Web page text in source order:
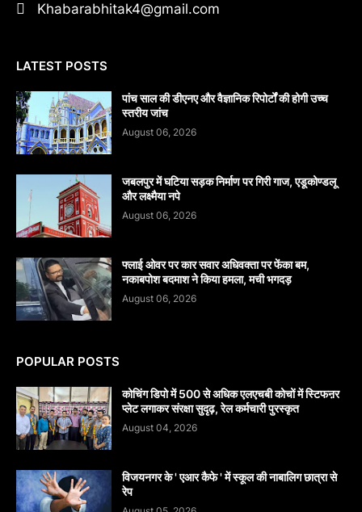
Khabarabhitak4@gmail.com
LATEST POSTS
पांच साल की डीएनए और वैज्ञानिक रिपोर्टों की होगी उच्च
स्तरीय जांच
August 06, 2026
जबलपुर में घटिया सड़क निर्माण पर गिरी गाज, एडूकोण्डलू
और लक्ष्मैया नपे
August 06, 2026
फ्लाई ओवर पर कार सवार अधिवक्ता पर फेंका बम,
नकाबपोश बदमाश ने किया हमला, मची भगदड़
August 06, 2026
POPULAR POSTS
कोचिंग डिपो में 500 से अधिक एलएचबी कोचों में स्टिफऩर
प्लेट लगाकर संरक्षा सुदृढ़, रेल कर्मचारी पुरस्कृत
August 04, 2026
विजयनगर के ' एआर कैफे ' में स्कूल की नाबालिग छात्रा से
रेप